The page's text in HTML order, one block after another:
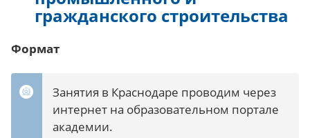
гражданского строительства
Формат
Занятия в Краснодаре проводим через
интернет на образовательном портале
академии.